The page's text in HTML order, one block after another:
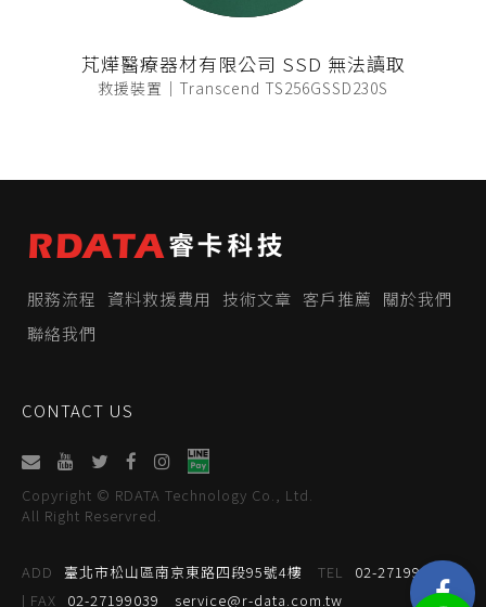
芃燁醫療器材有限公司 SSD 無法讀取
救援裝置｜Transcend TS256GSSD230S
服務流程 資料救援費用 技術文章 客戶推薦
關於我們
聯絡我們
CONTACT US
Copyright © RDATA Technology Co., Ltd.
All Right Reservred.
ADD 臺北市松山區南京東路四段95號4樓 TEL
02-27199059
| FAX
02-27199039 service@r-data.com.tw